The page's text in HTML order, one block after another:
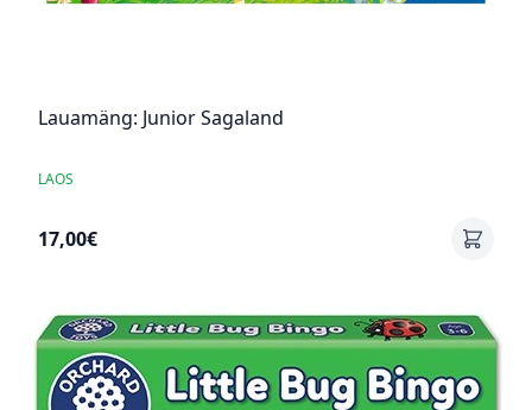
Lauamäng: Junior Sagaland
LAOS
17,00€